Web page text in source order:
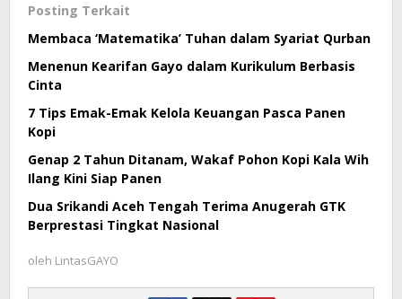
Posting Terkait
Membaca ‘Matematika’ Tuhan dalam Syariat Qurban
Menenun Kearifan Gayo dalam Kurikulum Berbasis
Cinta
7 Tips Emak-Emak Kelola Keuangan Pasca Panen
Kopi
Genap 2 Tahun Ditanam, Wakaf Pohon Kopi Kala Wih
Ilang Kini Siap Panen
Dua Srikandi Aceh Tengah Terima Anugerah GTK
Berprestasi Tingkat Nasional
oleh LintasGAYO